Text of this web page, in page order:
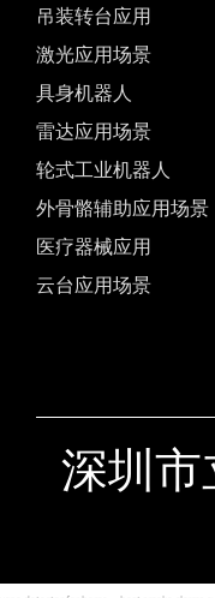
吊装转台应用
激光应用场景
具身机器人
雷达应用场景
轮式工业机器人
外骨骼辅助应用场景
医疗器械应用
云台应用场景
深圳